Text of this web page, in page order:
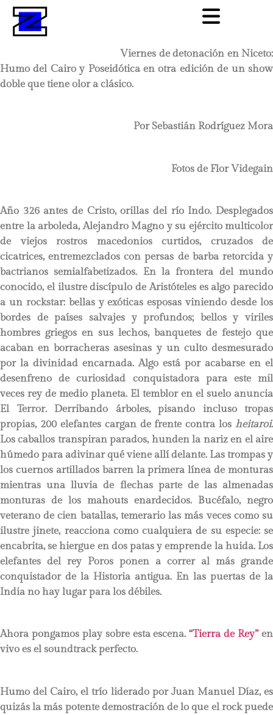
Viernes de detonación en Niceto:
Humo del Cairo y Poseidótica en otra edición de un show
doble que tiene olor a clásico.
Por Sebastián Rodríguez Mora
Fotos de Flor Videgain
Año 326 antes de Cristo, orillas del río Indo. Desplegados
entre la arboleda, Alejandro Magno y su ejército multicolor
de viejos rostros macedonios curtidos, cruzados de
cicatrices, entremezclados con persas de barba retorcida y
bactrianos semialfabetizados. En la frontera del mundo
conocido, el ilustre discípulo de Aristóteles es algo parecido
a un rockstar: bellas y exóticas esposas viniendo desde los
bordes de países salvajes y profundos; bellos y viriles
hombres griegos en sus lechos, banquetes de festejo que
acaban en borracheras asesinas y un culto desmesurado
por la divinidad encarnada. Algo está por acabarse en el
desenfreno de curiosidad conquistadora para este mil
veces rey de medio planeta. El temblor en el suelo anuncia
El Terror. Derribando árboles, pisando incluso tropas
propias, 200 elefantes cargan de frente contra los heitaroi.
Los caballos transpiran parados, hunden la nariz en el aire
húmedo para adivinar qué viene allí delante. Las trompas y
los cuernos artillados barren la primera línea de monturas
mientras una lluvia de flechas parte de las almenadas
monturas de los mahouts enardecidos. Bucéfalo, negro
veterano de cien batallas, temerario las más veces como su
ilustre jinete, reacciona como cualquiera de su especie: se
encabrita, se hiergue en dos patas y emprende la huida. Los
elefantes del rey Poros ponen a correr al más grande
conquistador de la Historia antigua. En las puertas de la
India no hay lugar para los débiles.
Ahora pongamos play sobre esta escena.“Tierra de Rey”en
vivo es el soundtrack perfecto.
Humo del Cairo, el trío liderado por Juan Manuel Díaz, es
quizás la más potente demostración de lo que el rock puede